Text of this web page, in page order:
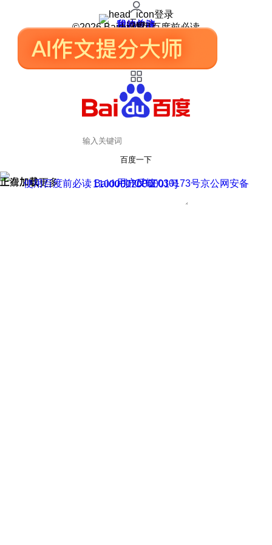
登录
我的关注
我的收藏
皮肤中心
用户反馈
设置
©2026 Baidu 使用百度前必读
百度一下
正在加载
上滑加载更多 用户反馈
使用百度前必读 Baidu 京ICP证030173号
京公网安备11000002000001号